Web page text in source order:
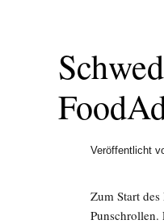
Veröffentlicht
Zum Start
Punschrollen.